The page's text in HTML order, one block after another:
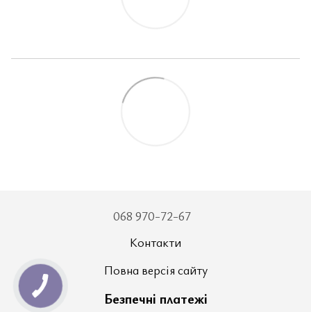
068 970-72-67
Контакти
Повна версія сайту
Безпечні платежі